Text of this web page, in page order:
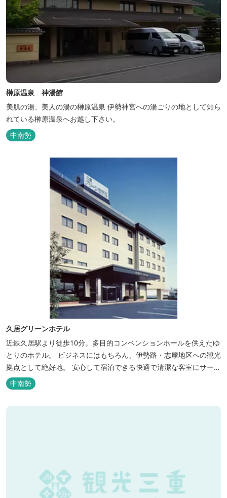
榊原温泉 神湯館
美肌の湯、美人の湯の榊原温泉 伊勢神宮への湯ごりの地として知ら
れている榊原温泉へお越し下さい。
中南勢
久居グリーンホテル
近鉄久居駅より徒歩10分。多目的コンベンションホールを供えたゆ
とりのホテル。 ビジネスにはもちろん、伊勢路・志摩地区への観光
拠点として絶好地。 安心して宿泊できる快適で清潔な客室にサービ
スも行き届いています。一志・ 嬉野のゴルフ場に至近。
中南勢